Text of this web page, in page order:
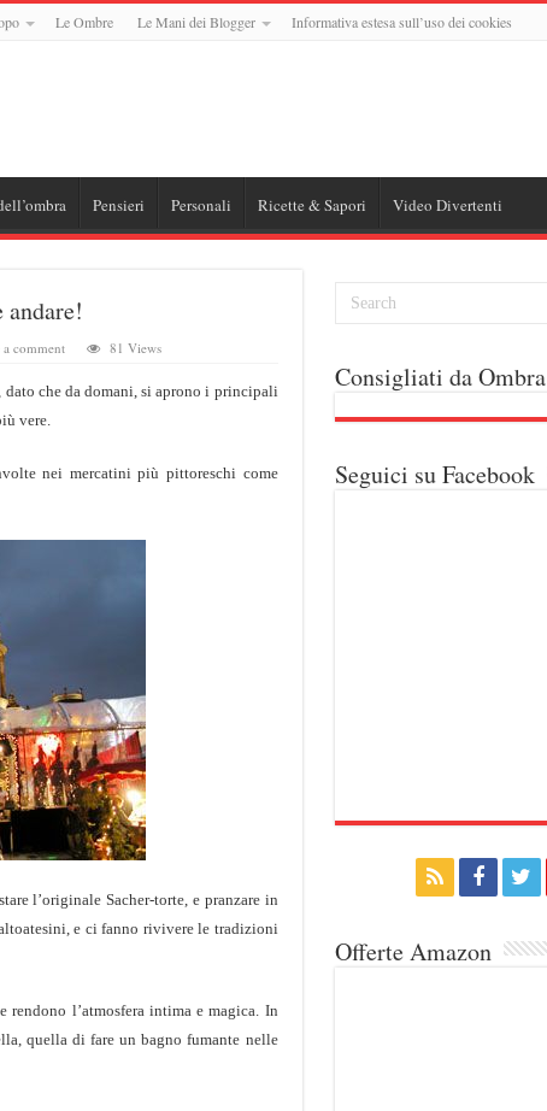
Le Ombre Le Mani dei Blogger Informativa estesa sull’uso dei cookies
Pensieri Personali Ricette & Sapori Video Divertenti
a comment 81 Views
dato che da domani, si aprono i principali
vere.
nei mercatini più pittoreschi come
l’originale Sacher-torte, e pranzare in
e ci fanno rivivere le tradizioni
l’atmosfera intima e magica. In
quella di fare un bagno fumante nelle
Consigliati da Ombra
Seguici su Facebook
Offerte Amazon